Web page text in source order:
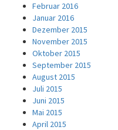
Februar 2016
Januar 2016
Dezember 2015
November 2015
Oktober 2015
September 2015
August 2015
Juli 2015
Juni 2015
Mai 2015
April 2015